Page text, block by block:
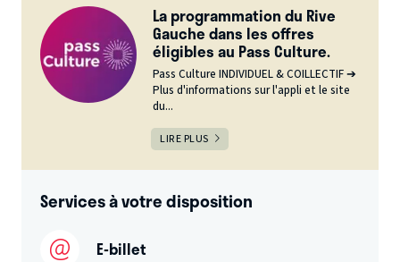
La programmation du Rive
Gauche dans les offres
éligibles au Pass Culture.
Pass Culture INDIVIDUEL & COILLECTIF ➔
Plus d'informations sur l'appli et le site
du...
LIRE PLUS
Services à votre disposition
E-billet